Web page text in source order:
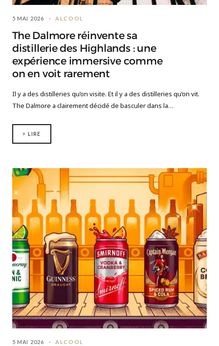
5 MAI 2026 ALCOOL
The Dalmore réinvente sa
distillerie des Highlands : une
expérience immersive comme
on en voit rarement
Il y a des distilleries qu’on visite. Et il y a des distilleries qu’on vit.
The Dalmore a clairement décidé de basculer dans la…
> LIRE
5 MAI 2026 ALCOOL